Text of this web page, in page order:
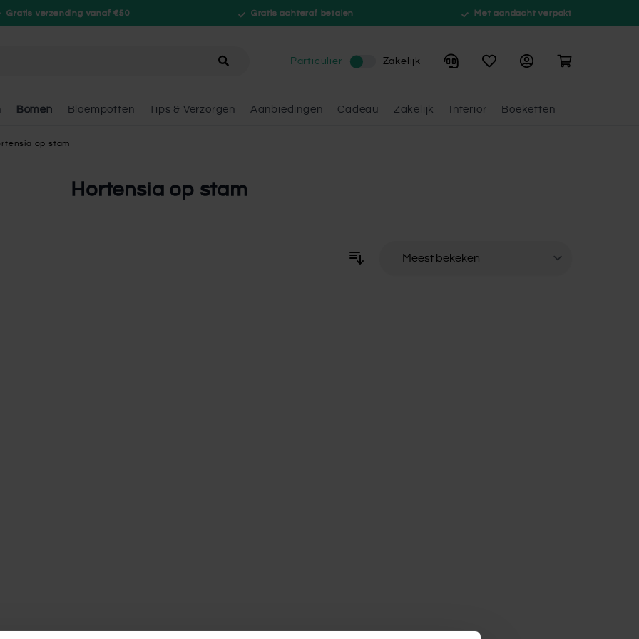
Gratis verzending vanaf €50 Gratis achteraf betalen Met aandacht verpakt
Bomen Bloempotten Tips & Verzorgen Aanbiedingen Cadeau Zakelijk Interior Boeketten
Particulier Zakelijk Winkelwagen
op stam
Hortensia op stam